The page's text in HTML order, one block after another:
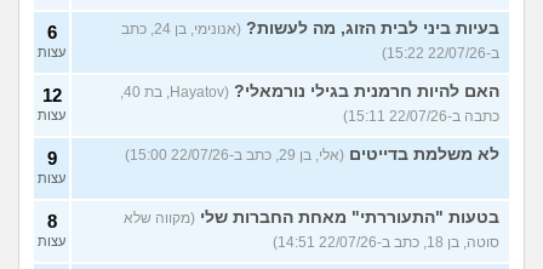
בעיות ביני לבית הזוג, מה לעשות?
(אנונימי, בן 24, כתב
ב-22/07/26 15:22)
6
עצות
האם להיות חרמנית בגילי נורמאלי?
כתבה ב-22/07/26 15:11)
12
עצות
לא משלמת בדייטים (אלי, בן 29, כתב ב-22/07/26 15:00) 9
עצות
בטעות "התעוררתי" מאחת החברות שלי (מקווה שלא
סוטה, בן 18, כתב ב-22/07/26 14:51)
8
עצות